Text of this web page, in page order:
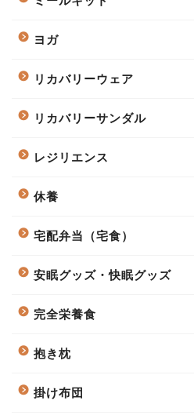
ヨガ
リカバリーウェア
リカバリーサンダル
レジリエンス
休養
宅配弁当（宅食）
安眠グッズ・快眠グッズ
完全栄養食
抱き枕
掛け布団